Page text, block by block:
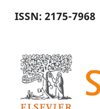
ISSN: 2175-7968